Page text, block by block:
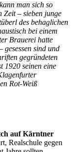
man sich so
Zeit – sieben junge
des behaglichen
bei einem
Brauerei hatte
sind und
gegründeten
1920 seinen eine
Rot-Weiß
auf Kärntner
Realschule gegen